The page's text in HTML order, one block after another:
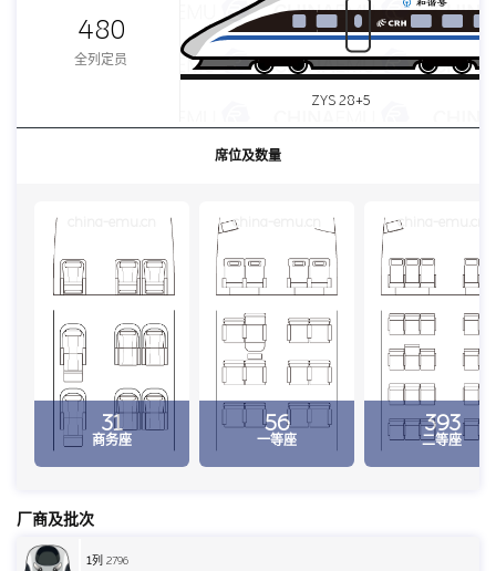
480
全列定员
ZYS 28+5
席位及数量
31
商务座
56
一等座
china-emu.cn
393
二等座
china-emu.cn
厂商及批次
1列 2796